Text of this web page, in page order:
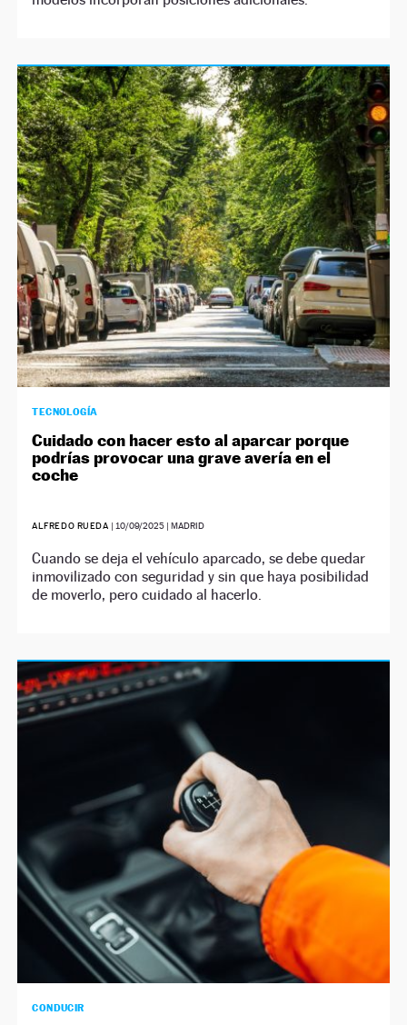
TECNOLOGÍA
Cuidado con hacer esto al aparcar porque
podrías provocar una grave avería en el
coche
ALFREDO RUEDA | 10/09/2025| MADRID
Cuando se deja el vehículo aparcado, se debe quedar
inmovilizado con seguridad y sin que haya posibilidad
de moverlo, pero cuidado al hacerlo.
CONDUCIR